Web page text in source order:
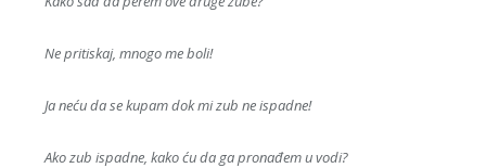
Ne pritiskaj, mnogo me boli!
Ja neću da se kupam dok mi zub ne ispadne!
Ako zub ispadne, kako ću da ga pronađem u vodi?